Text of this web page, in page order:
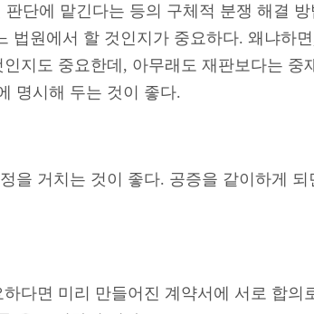
단에 맡긴다는 등의 구체적 분쟁 해결
법원에서 할 것인지가 중요하다. 왜냐하
지도 중요한데, 아무래도 재판보다는
명시해 두는 것이 좋다.
을 거치는 것이 좋다. 공증을 같이하게
다면 미리 만들어진 계약서에 서로 합